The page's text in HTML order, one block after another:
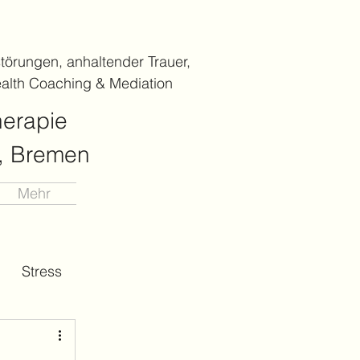
anhaltender Trauer,
Coaching & Mediation
Bremen
Mehr
Stress